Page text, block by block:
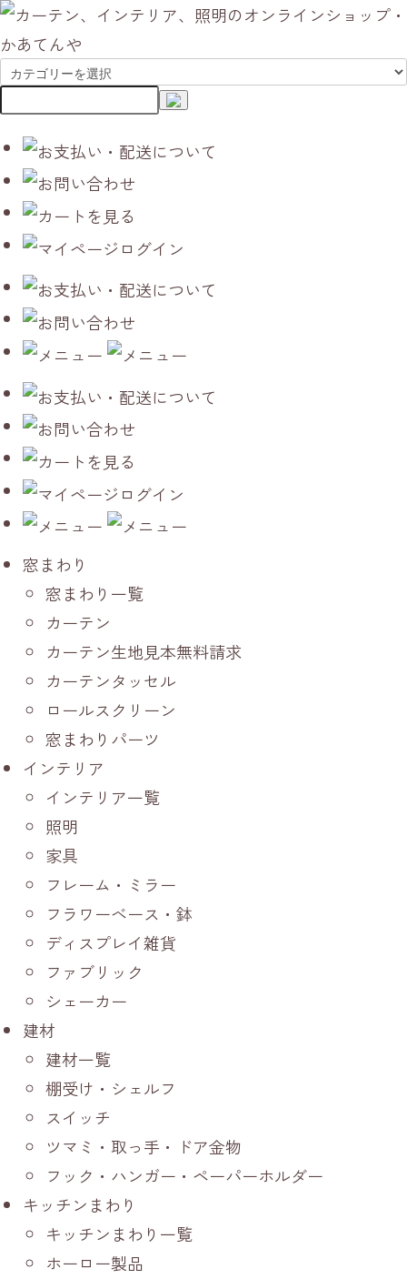
窓まわり
窓まわり一覧
カーテン
カーテン生地見本無料請求
カーテンタッセル
ロールスクリーン
窓まわりパーツ
インテリア
インテリア一覧
照明
家具
フレーム・ミラー
フラワーベース・鉢
ディスプレイ雑貨
ファブリック
シェーカー
建材
建材一覧
棚受け・シェルフ
スイッチ
ツマミ・取っ手・ドア金物
フック・ハンガー・ペーパーホルダー
キッチンまわり
キッチンまわり一覧
ホーロー製品